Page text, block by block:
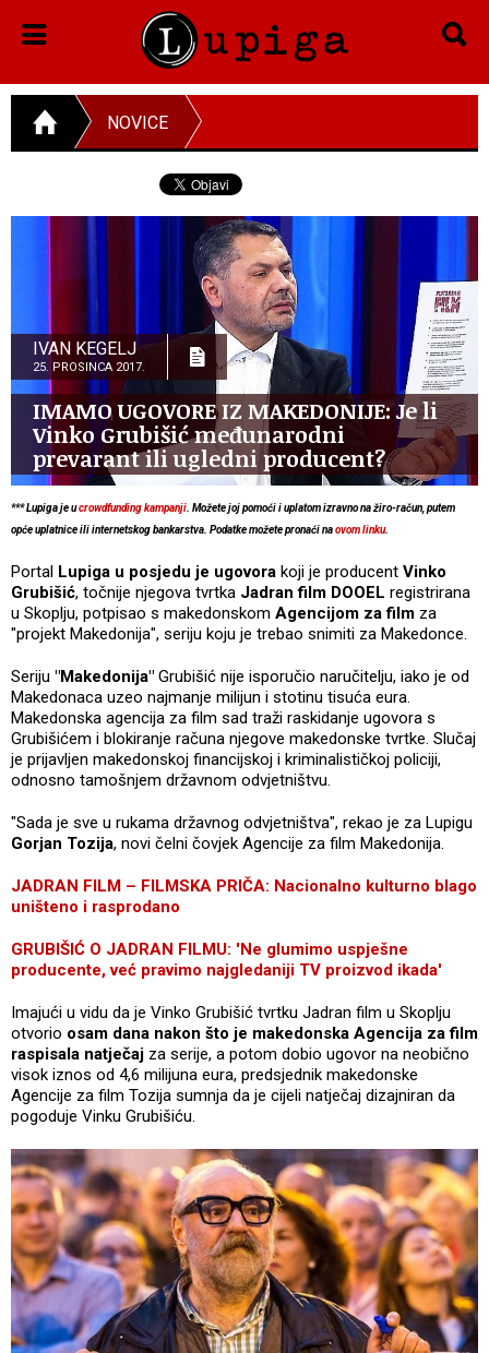
NOVICE
IVAN KEGELJ
25. PROSINCA 2017.
IMAMO UGOVORE IZ MAKEDONIJE: Je li
Vinko Grubišić međunarodni
prevarant ili ugledni producent?
*** Lupiga je ucrowdfunding kampanji . Možete joj pomoći i uplatom izravno na žiro-račun, putem
opće uplatnice ili internetskog bankarstva. Podatke možete pronaći naovom linku.
Portal Lupiga u posjedu je ugovora koji je producent Vinko
Grubišić, točnije njegova tvrtka Jadran film DOOEL registrirana
u Skoplju, potpisao s makedonskom Agencijom za film za
"projekt Makedonija", seriju koju je trebao snimiti za Makedonce.
Seriju "Makedonija" Grubišić nije isporučio naručitelju, iako je od
Makedonaca uzeo najmanje milijun i stotinu tisuća eura.
Makedonska agencija za film sad traži raskidanje ugovora s
Grubišićem i blokiranje računa njegove makedonske tvrtke. Slučaj
je prijavljen makedonskoj financijskoj i kriminalističkoj policiji,
odnosno tamošnjem državnom odvjetništvu.
"Sada je sve u rukama državnog odvjetništva", rekao je za Lupigu
Gorjan Tozija, novi čelni čovjek Agencije za film Makedonija.
JADRAN FILM – FILMSKA PRIČA: Nacionalno kulturno blago
uništeno i rasprodano
GRUBIŠIĆ O JADRAN FILMU: 'Ne glumimo uspješne
producente, već pravimo najgledaniji TV proizvod ikada'
Imajući u vidu da je Vinko Grubišić tvrtku Jadran film u Skoplju
otvorio osam dana nakon što je makedonska Agencija za film
raspisala natječaj za serije, a potom dobio ugovor na neobično
visok iznos od 4,6 milijuna eura, predsjednik makedonske
Agencije za film Tozija sumnja da je cijeli natječaj dizajniran da
pogoduje Vinku Grubišiću.